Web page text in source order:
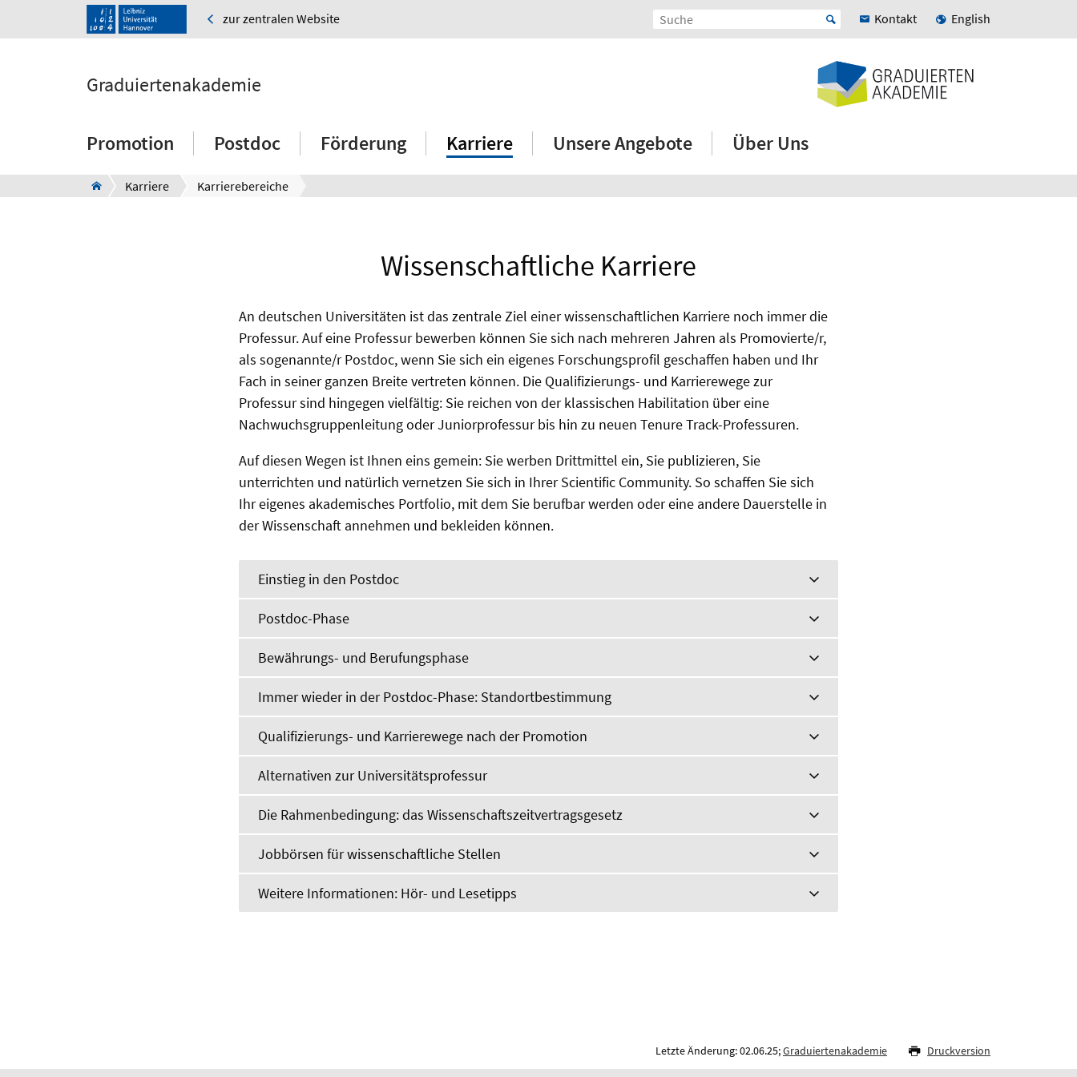
zur zentralen Website Kontakt English
Graduiertenakademie
Promotion Postdoc Förderung Karriere Unsere Angebote Über Uns
Karriere Karrierebereiche
Wissenschaftliche Karriere
An deutschen Universitäten ist das zentrale Ziel einer wissenschaftlichen Karriere noch immer die
Professur. Auf eine Professur bewerben können Sie sich nach mehreren Jahren als Promovierte/r,
als sogenannte/r Postdoc, wenn Sie sich ein eigenes Forschungsprofil geschaffen haben und Ihr
Fach in seiner ganzen Breite vertreten können. Die Qualifizierungs- und Karrierewege zur
Professur sind hingegen vielfältig: Sie reichen von der klassischen Habilitation über eine
Nachwuchsgruppenleitung oder Juniorprofessur bis hin zu neuen Tenure Track-Professuren.
Auf diesen Wegen ist Ihnen eins gemein: Sie werben Drittmittel ein, Sie publizieren, Sie
unterrichten und natürlich vernetzen Sie sich in Ihrer Scientific Community. So schaffen Sie sich
Ihr eigenes akademisches Portfolio, mit dem Sie berufbar werden oder eine andere Dauerstelle in
der Wissenschaft annehmen und bekleiden können.
Einstieg in den Postdoc
Postdoc-Phase
Bewährungs- und Berufungsphase
Immer wieder in der Postdoc-Phase: Standortbestimmung
Qualifizierungs- und Karrierewege nach der Promotion
Alternativen zur Universitätsprofessur
Die Rahmenbedingung: das Wissenschaftszeitvertragsgesetz
Jobbörsen für wissenschaftliche Stellen
Weitere Informationen: Hör- und Lesetipps
Letzte Änderung: 02.06.25;Graduiertenakademie Druckversion